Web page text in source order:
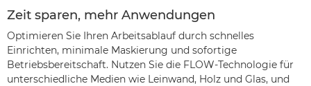
Zeit sparen, mehr Anwendungen
Optimieren Sie Ihren Arbeitsablauf durch schnelles
Einrichten, minimale Maskierung und sofortige
Betriebsbereitschaft. Nutzen Sie die FLOW-Technologie für
unterschiedliche Medien wie Leinwand, Holz und Glas, und